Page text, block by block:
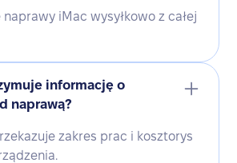
naprawy iMac wysyłkowo z całej
informację o
naprawą?
zakres prac i kosztorys